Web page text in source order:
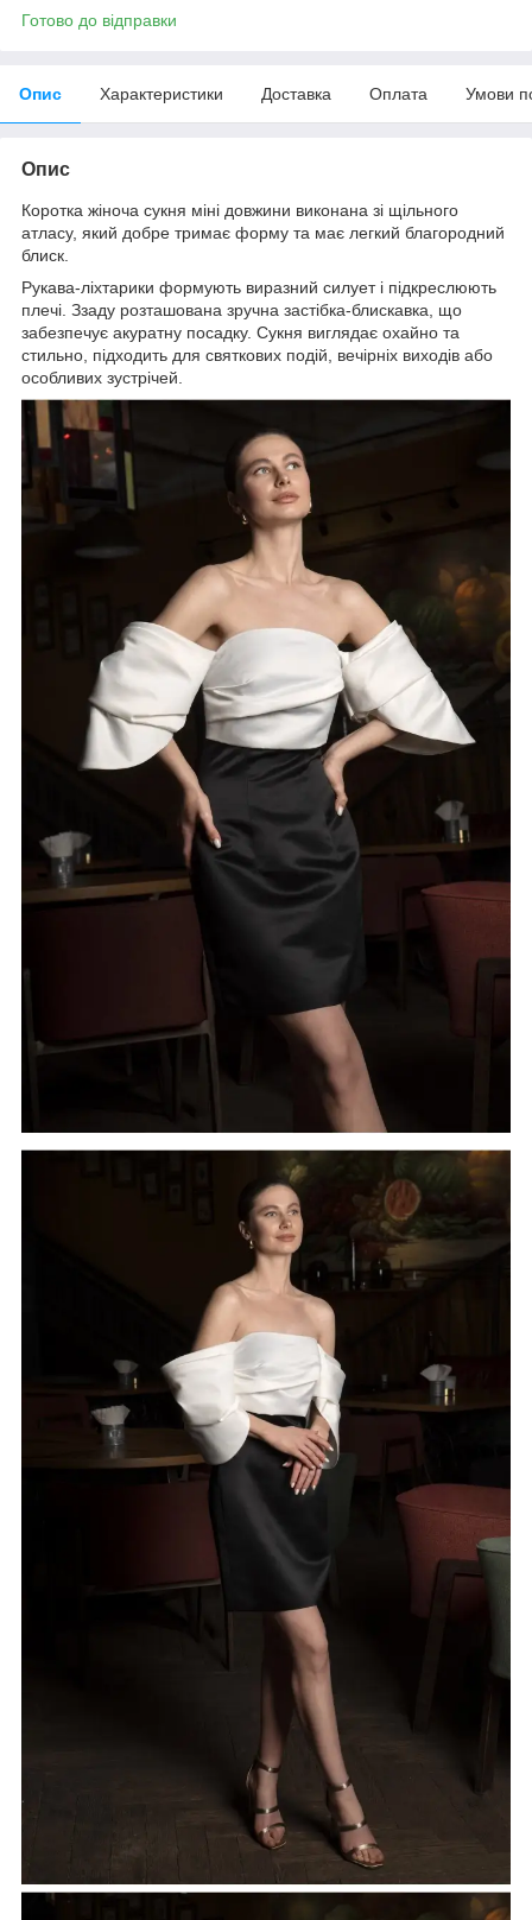
Готово до відправки
Опис Характеристики Доставка Оплата Умови
Опис
Коротка жіноча сукня міні довжини виконана зі щільного
атласу, який добре тримає форму та має легкий благородний
блиск.
Рукава-ліхтарики формують виразний силует і підкреслюють
плечі. Ззаду розташована зручна застібка-блискавка, що
забезпечує акуратну посадку. Сукня виглядає охайно та
стильно, підходить для святкових подій, вечірніх виходів або
особливих зустрічей.